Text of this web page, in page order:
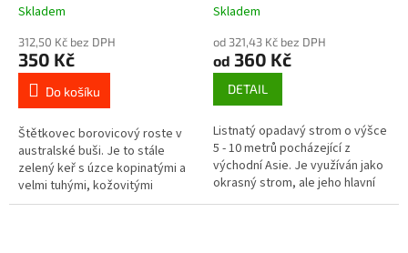
- 90 cm
Skladem
312,50 Kč bez DPH
350 Kč
Do košíku
Štětkovec borovicový roste v
australské buši. Je to stále
zelený keř s úzce kopinatými a
velmi tuhými, kožovitými
listy. Je známý pro svá červená
Danielova (Tetradium
Skladem
od 321,43 Kč bez DPH
od 360 Kč
DETAIL
Listnatý opadavý strom o výšce
5 - 10 metrů pocházející z
východní Asie. Je využíván jako
okrasný strom, ale jeho hlavní
přednost je v tom, že je to